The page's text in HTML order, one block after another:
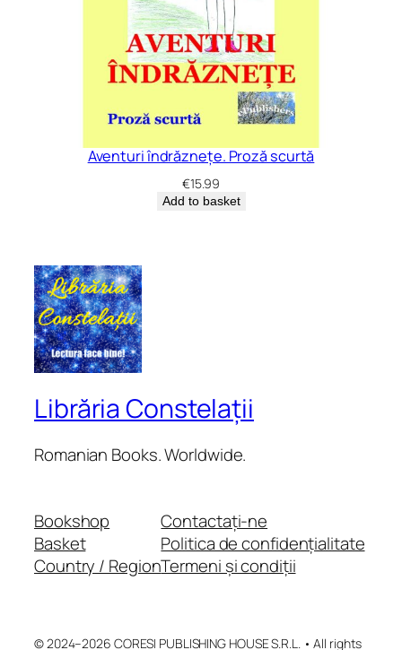
Aventuri îndrăznețe. Proză scurtă
€15.99
Add to basket
Librăria Constelații
Romanian Books. Worldwide.
Bookshop
Basket
Country / Region
Contactați-ne
Politica de confidențialitate
Termeni și condiții
© 2024–2026 CORESI PUBLISHING HOUSE S.R.L. • All rights